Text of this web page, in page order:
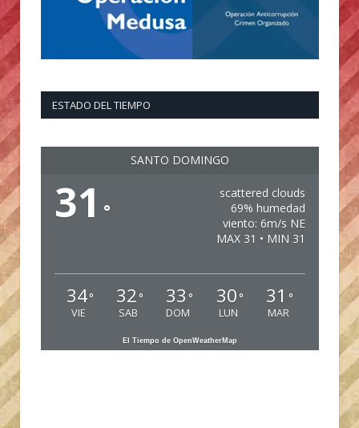
ESTADO DEL TIEMPO
SANTO DOMINGO
31 °
scattered clouds
69% humedad
viento: 6m/s NE
MAX 31 • MIN 31
34°
VIE
32 °
SAB
33 °
DOM
30 °
LUN
31 °
MAR
El Tiempo de OpenWeatherMap